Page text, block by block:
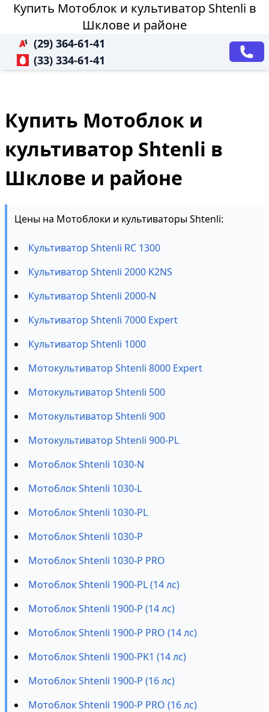
Купить Мотоблок и культиватор Shtenli в
Шклове и районе
(29) 364-61-41
(33) 334-61-41
Купить Мотоблок и
культиватор Shtenli в
Шклове и районе
Цены на Мотоблоки и культиваторы Shtenli:
Культиватор Shtenli RC 1300
Культиватор Shtenli 2000 K2NS
Культиватор Shtenli 2000-N
Культиватор Shtenli 7000 Expert
Культиватор Shtenli 1000
Мотокультиватор Shtenli 8000 Expert
Мотокультиватор Shtenli 500
Мотокультиватор Shtenli 900
Мотокультиватор Shtenli 900-PL
Мотоблок Shtenli 1030-N
Мотоблок Shtenli 1030-L
Мотоблок Shtenli 1030-PL
Мотоблок Shtenli 1030-P
Мотоблок Shtenli 1030-P PRO
Мотоблок Shtenli 1900-PL (14 лс)
Мотоблок Shtenli 1900-P (14 лс)
Мотоблок Shtenli 1900-P PRO (14 лс)
Мотоблок Shtenli 1900-PK1 (14 лс)
Мотоблок Shtenli 1900-P (16 лс)
Мотоблок Shtenli 1900-P PRO (16 лс)